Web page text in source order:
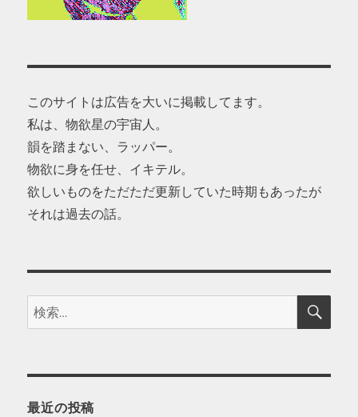
このサイトは広告を大いに掲載してます。
私は、物欲星の宇宙人。
韻を踏まない、ラッパー。
物欲に身を任せ、イキテル。
欲しいものをただただ更新していた時期もあったが
それは過去の話。
検
索:
検
最近の投稿